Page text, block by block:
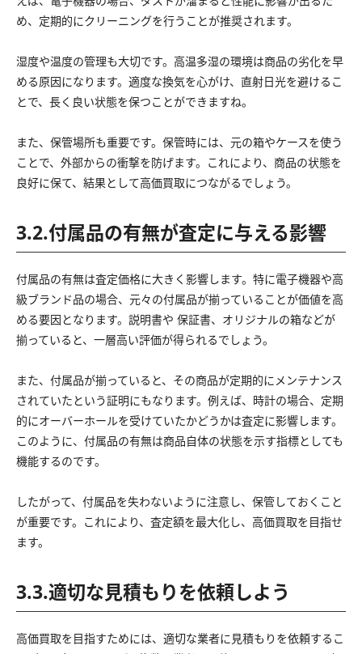
め、定期的にクリーニングを行うことが推奨されます。
湿度や温度の管理も大切です。高温多湿の環境は商品の劣化を早
める原因になります。適度な換気を心がけ、直射日光を避けるこ
とで、長く良い状態を保つことができますね。
また、保管場所も重要です。保管時には、元の箱やケースを使う
ことで、外部からの衝撃を防げます。これにより、商品の状態を
良好に保て、結果として高価買取につながるでしょう。
3.2.付属品の有無が査定に与える影響
付属品の有無は査定価格に大きく影響します。特に電子機器や高
級ブランド品の場合、元々の付属品が揃っていることが価値を高
める要因となります。説明書や 保証書、オリジナルの箱などが
揃っていると、一層高い評価が得られるでしょう。
また、付属品が揃っていると、その商品が定期的にメンテナンス
されていたという証明にもなります。例えば、時計の場合、定期
的にオーバーホールを受けていたかどうかは査定に影響します。
このように、付属品の有無は商品自体の状態を示す指標としても
機能するのです。
したがって、付属品を失わないように注意し、保管しておくこと
が重要です。これにより、査定額を最大化し、高価買取を目指せ
ます。
3.3.適切な見積もりを依頼しよう
高価買取を目指すためには、適切な業者に見積もりを依頼するこ